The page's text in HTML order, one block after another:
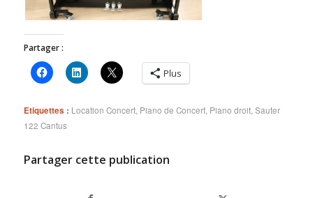
Partager :
Plus
Etiquettes : Location Concert, Piano de Concert, Piano droit, Sauter
122 Cantus
Partager cette publication